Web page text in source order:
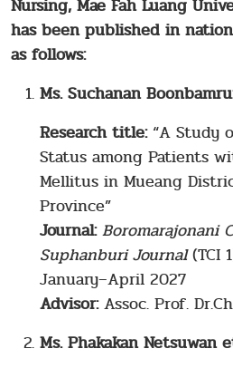
Nursing, Mae Fah Luang
has been published in
as follows:
Ms. Suchanan
Research title:“A Study
Status among Patients
Mellitus in Mueang
Province”
Journal: Boromarajonani
Suphanburi Journal(TCI
January–April 2027
Advisor:Assoc. Prof.
Ms. Phakakan Netsuwan